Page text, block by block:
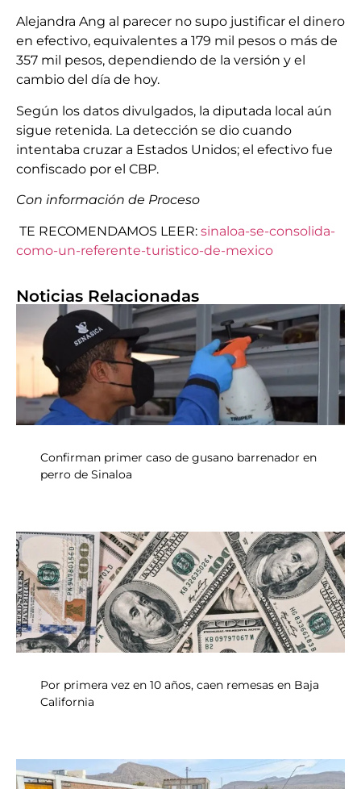
Alejandra Ang al parecer no supo justificar el dinero
en efectivo, equivalentes a 179 mil pesos o más de
357 mil pesos, dependiendo de la versión y el
cambio del día de hoy.
Según los datos divulgados, la diputada local aún
sigue retenida. La detección se dio cuando
intentaba cruzar a Estados Unidos; el efectivo fue
confiscado por el CBP.
Con información de Proceso
TE RECOMENDAMOS LEER: sinaloa-se-consolida-
como-un-referente-turistico-de-mexico
Noticias Relacionadas
Confirman primer caso de gusano barrenador en
perro de Sinaloa
Por primera vez en 10 años, caen remesas en Baja
California